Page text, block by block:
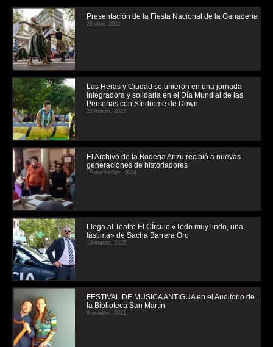
Presentación de la Fiesta Nacional de la Ganadería
26 abril, 2022
Las Heras y Ciudad se unieron en una jornada
integradora y solidaria en el Día Mundial de las
Personas con Síndrome de Down
22 marzo, 2023
El Archivo de la Bodega Arizu recibió a nuevas
generaciones de historiadores
19 noviembre, 2024
Llega al Teatro El CÍrculo «Todo muy lindo, una
lástima» de Sacha Barrera Oro
13 marzo, 2025
FESTIVAL DE MUSICA ANTIGUA en el Auditorio de
la Biblioteca San Martín
9 octubre, 2021